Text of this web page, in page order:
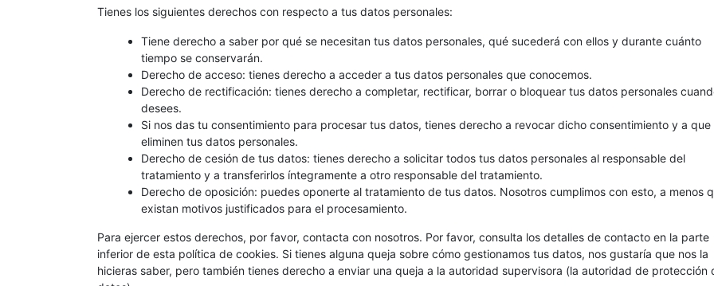
Tienes los siguientes derechos con respecto a tus datos personales:
Tiene derecho a saber por qué se necesitan tus datos personales, qué sucederá con ellos y durante cuánto
tiempo se conservarán.
Derecho de acceso: tienes derecho a acceder a tus datos personales que conocemos.
Derecho de rectificación: tienes derecho a completar, rectificar, borrar o bloquear tus datos personales
desees.
Si nos das tu consentimiento para procesar tus datos, tienes derecho a revocar dicho consentimiento y a que
eliminen tus datos personales.
Derecho de cesión de tus datos: tienes derecho a solicitar todos tus datos personales al responsable del
tratamiento y a transferirlos íntegramente a otro responsable del tratamiento.
Derecho de oposición: puedes oponerte al tratamiento de tus datos. Nosotros cumplimos con esto, a menos
existan motivos justificados para el procesamiento.
Para ejercer estos derechos, por favor, contacta con nosotros. Por favor, consulta los detalles de contacto en la parte
inferior de esta política de cookies. Si tienes alguna queja sobre cómo gestionamos tus datos, nos gustaría que nos la
hicieras saber, pero también tienes derecho a enviar una queja a la autoridad supervisora (la autoridad de protección